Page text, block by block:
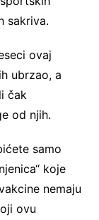
sakriva.
ovaj
ubrzao, a
čak
od njih.
samo
koje
nemaju
ovu